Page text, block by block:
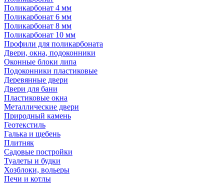
Поликарбонат 4 мм
Поликарбонат 6 мм
Поликарбонат 8 мм
Поликарбонат 10 мм
Профили для поликарбоната
Двери, окна, подоконники
Оконные блоки липа
Подоконники пластиковые
Деревянные двери
Двери для бани
Пластиковые окна
Металлические двери
Природный камень
Геотекстиль
Галька и щебень
Плитняк
Садовые постройки
Туалеты и будки
Хозблоки, вольеры
Печи и котлы